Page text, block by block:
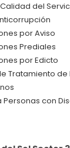
del
por Aviso
Prediales
por Edicto
Tratamiento
Personas con